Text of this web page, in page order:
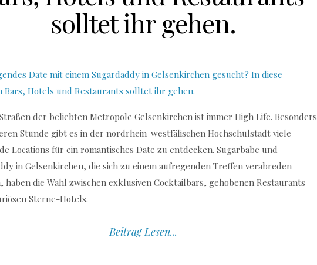
solltet ihr gehen.
der beliebten Metropole Gelsenkirchen ist immer High Life. Besonders
Stunde gibt es in der nordrhein-westfälischen Hochschulstadt viele
Locations für ein romantisches Date zu entdecken. Sugarbabe und
in Gelsenkirchen, die sich zu einem aufregenden Treffen verabreden
haben die Wahl zwischen exklusiven Cocktailbars, gehobenen Restaurants
Sterne-Hotels.
Beitrag Lesen...